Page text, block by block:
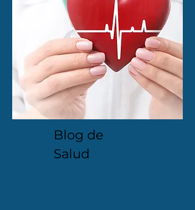
Blog de
Salud